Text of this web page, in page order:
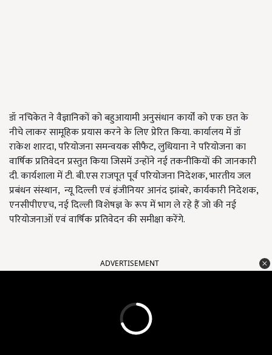
डॉ नचिकेत ने वैज्ञानिकों को बहुआयामी अनुसंधान कार्यों को एक छत के
नीचे लाकर सामूहिक प्रयास करने के लिए प्रेरित किया. कार्यालय में डॉ
राकेश शारदा, परियोजना समन्वयक सीफैट, लुधियाना ने परियोजना का
वार्षिक प्रतिवेदन प्रस्तुत किया जिसमें उन्होंने नई तकनीकियों की जानकारी
दी. कार्यशाला में टी. बी.एस राजपूत पूर्व परियोजना निदेशक, भारतीय जल
प्रबंधन संस्थान, न्यू दिल्ली एवं इंजीनियर आनंद झांबरे, कार्यकारी निदेशक,
एनसीपीएएच, नई दिल्ली विशेषज्ञ के रूप में भाग ले रहे हैं जो की नई
परियोजनाओं एवं वार्षिक प्रतिवेदन की समीक्षा करेंगे.
ADVERTISEMENT